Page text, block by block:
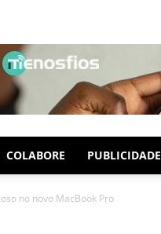
COLABORE PUBLICIDADE
no novo MacBook Pro